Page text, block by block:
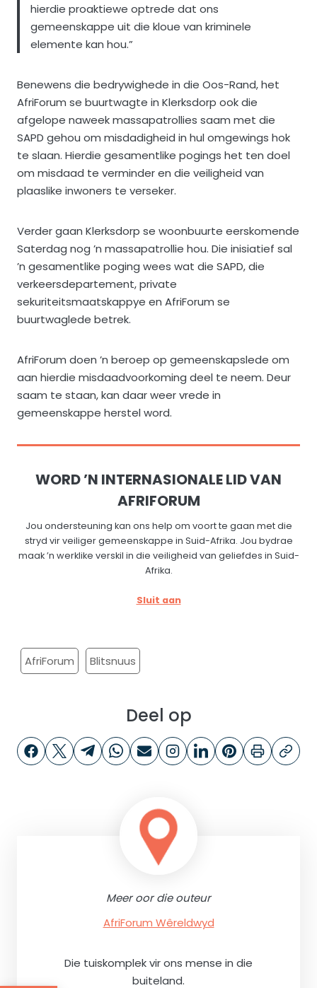
hierdie proaktiewe optrede dat ons
gemeenskappe uit die kloue van kriminele
elemente kan hou.”
Benewens die bedrywighede in die Oos-Rand, het
AfriForum se buurtwagte in Klerksdorp ook die
afgelope naweek massapatrollies saam met die
SAPD gehou om misdadigheid in hul omgewings hok
te slaan. Hierdie gesamentlike pogings het ten doel
om misdaad te verminder en die veiligheid van
plaaslike inwoners te verseker.
Verder gaan Klerksdorp se woonbuurte eerskomende
Saterdag nog ’n massapatrollie hou. Die inisiatief sal
’n gesamentlike poging wees wat die SAPD, die
verkeersdepartement, private
sekuriteitsmaatskappye en AfriForum se
buurtwaglede betrek.
AfriForum doen ’n beroep op gemeenskapslede om
aan hierdie misdaadvoorkoming deel te neem. Deur
saam te staan, kan daar weer vrede in
gemeenskappe herstel word.
WORD ’N INTERNASIONALE LID VAN
AFRIFORUM
Jou ondersteuning kan ons help om voort te gaan met die
stryd vir veiliger gemeenskappe in Suid-Afrika. Jou bydrae
maak ’n werklike verskil in die veiligheid van geliefdes in Suid-
Afrika.
Sluit aan
AfriForum Blitsnuus
Deel op
Meer oor die outeur
AfriForum Wêreldwyd
Die tuiskomplek vir ons mense in die
buiteland.